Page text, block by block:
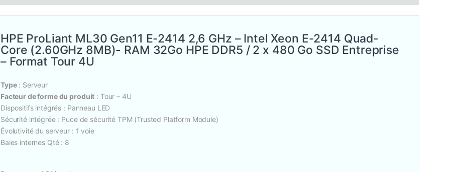
HPE ProLiant ML30 Gen11 E-2414 2,6 GHz – Intel Xeon E-2414 Quad-
Core (2.60GHz 8MB)- RAM 32Go HPE DDR5 / 2 x 480 Go SSD Entreprise
– Format Tour 4U
Type: Serveur
Facteur de forme du produit : Tour – 4U
Dispositifs intégrés : Panneau LED
Sécurité intégrée : Puce de sécurité TPM (Trusted Platform Module)
Évolutivité du serveur : 1 voie
Baies internes Qté : 8